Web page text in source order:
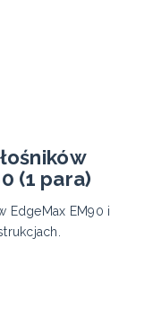
(1 para)
EdgeMax EM90 i